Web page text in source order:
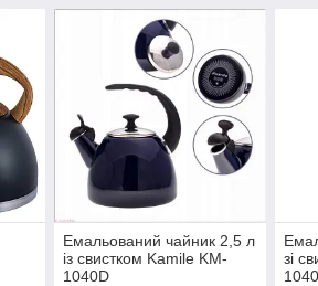
Емальований чайник 2,5 л
із свистком Kamile KM-
1040D
зі